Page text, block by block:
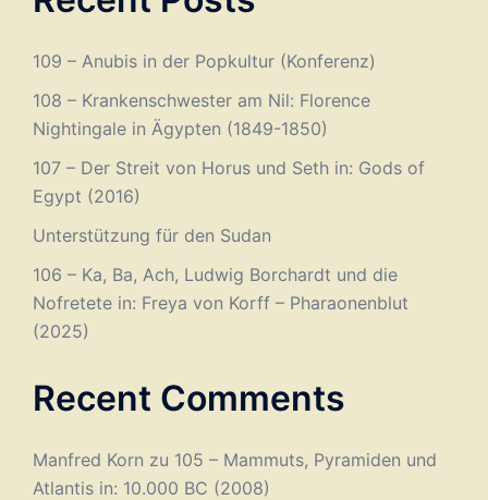
109 – Anubis in der Popkultur (Konferenz)
108 – Krankenschwester am Nil: Florence
Nightingale in Ägypten (1849-1850)
107 – Der Streit von Horus und Seth in: Gods of
Egypt (2016)
Unterstützung für den Sudan
106 – Ka, Ba, Ach, Ludwig Borchardt und die
Nofretete in: Freya von Korff – Pharaonenblut
(2025)
Recent Comments
Manfred Korn zu 105 – Mammuts, Pyramiden und
Atlantis in: 10.000 BC (2008)